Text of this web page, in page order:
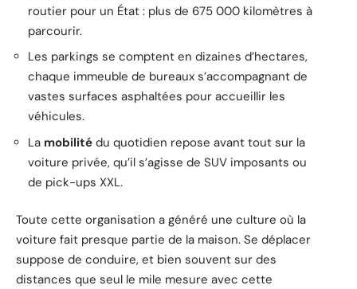
routier pour un État : plus de 675 000 kilomètres à
parcourir.
Les parkings se comptent en dizaines d’hectares,
chaque immeuble de bureaux s’accompagnant de
vastes surfaces asphaltées pour accueillir les
véhicules.
La mobilité du quotidien repose avant tout sur la
voiture privée, qu’il s’agisse de SUV imposants ou
de pick-ups XXL.
Toute cette organisation a généré une culture où la
voiture fait presque partie de la maison. Se déplacer
suppose de conduire, et bien souvent sur des
distances que seul le mile mesure avec cette